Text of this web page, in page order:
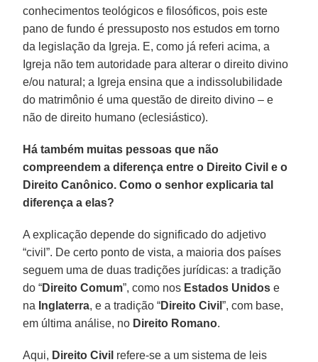
conhecimentos teológicos e filosóficos, pois este
pano de fundo é pressuposto nos estudos em torno
da legislação da Igreja. E, como já referi acima, a
Igreja não tem autoridade para alterar o direito divino
e/ou natural; a Igreja ensina que a indissolubilidade
do matrimônio é uma questão de direito divino – e
não de direito humano (eclesiástico).
Há também muitas pessoas que não
compreendem a diferença entre o Direito Civil e o
Direito Canônico. Como o senhor explicaria tal
diferença a elas?
A explicação depende do significado do adjetivo
“civil”. De certo ponto de vista, a maioria dos países
seguem uma de duas tradições jurídicas: a tradição
do “Direito Comum”, como nos Estados Unidos e
na Inglaterra, e a tradição “Direito Civil”, com base,
em última análise, no Direito Romano.
Aqui, Direito Civil refere-se a um sistema de leis